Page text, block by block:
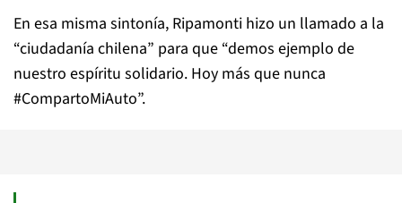
En esa misma sintonía, Ripamonti hizo un llamado a la
“ciudadanía chilena” para que “demos ejemplo de
nuestro espíritu solidario. Hoy más que nunca
#CompartoMiAuto”.